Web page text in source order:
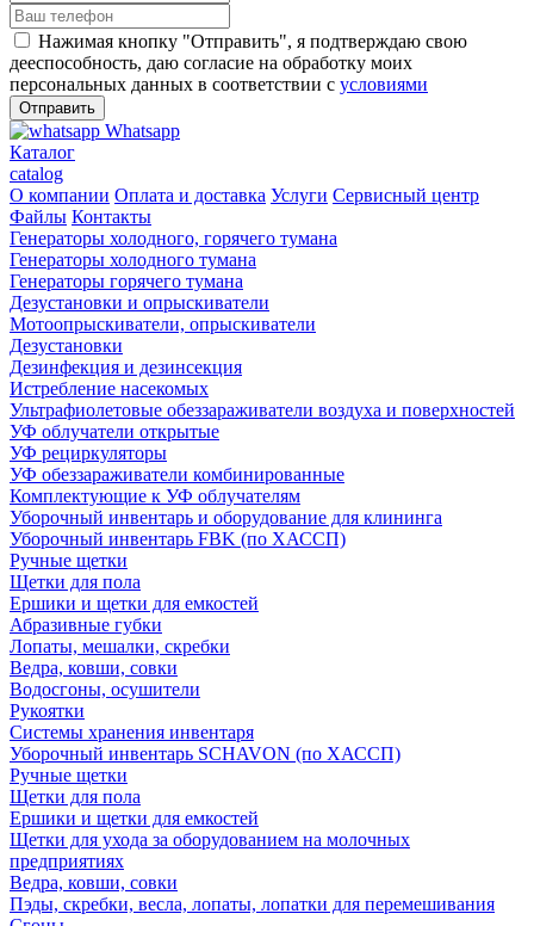
Нажимая кнопку "Отправить", я подтверждаю свою
дееспособность, даю согласие на обработку моих
персональных данных в соответствии с условиями
Whatsapp
Каталог
catalog
О компании Оплата и доставка Услуги Сервисный центр
Файлы Контакты
Генераторы холодного, горячего тумана
Генераторы холодного тумана
Генераторы горячего тумана
Дезустановки и опрыскиватели
Мотоопрыскиватели, опрыскиватели
Дезустановки
Дезинфекция и дезинсекция
Истребление насекомых
Ультрафиолетовые обеззараживатели воздуха и поверхностей
УФ облучатели открытые
УФ рециркуляторы
УФ обеззараживатели комбинированные
Комплектующие к УФ облучателям
Уборочный инвентарь и оборудование для клининга
Уборочный инвентарь FBK (по ХАССП)
Ручные щетки
Щетки для пола
Ершики и щетки для емкостей
Абразивные губки
Лопаты, мешалки, скребки
Ведра, ковши, совки
Водосгоны, осушители
Рукоятки
Системы хранения инвентаря
Уборочный инвентарь SCHAVON (по ХАССП)
Ручные щетки
Щетки для пола
Ершики и щетки для емкостей
Щетки для ухода за оборудованием на молочных
предприятиях
Ведра, ковши, совки
Пэды, скребки, весла, лопаты, лопатки для перемешивания